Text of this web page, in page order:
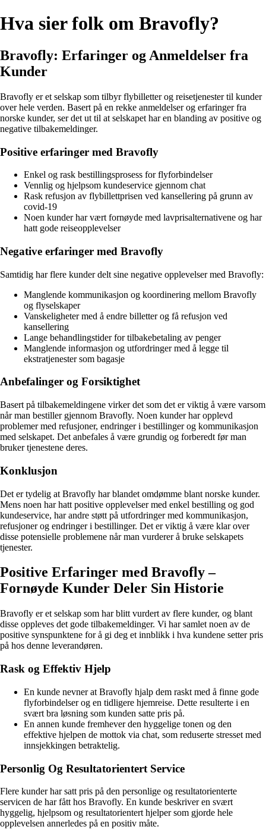
Hva sier folk om Bravofly?
Bravofly: Erfaringer og Anmeldelser fra
Kunder
Bravofly er et selskap som tilbyr flybilletter og reisetjenester til kunder
over hele verden. Basert på en rekke anmeldelser og erfaringer fra
norske kunder, ser det ut til at selskapet har en blanding av positive og
negative tilbakemeldinger.
Positive erfaringer med Bravofly
Enkel og rask bestillingsprosess for flyforbindelser
Vennlig og hjelpsom kundeservice gjennom chat
Rask refusjon av flybillettprisen ved kansellering på grunn av
covid-19
Noen kunder har vært fornøyde med lavprisalternativene og har
hatt gode reiseopplevelser
Negative erfaringer med Bravofly
Samtidig har flere kunder delt sine negative opplevelser med Bravofly:
Manglende kommunikasjon og koordinering mellom Bravofly
og flyselskaper
Vanskeligheter med å endre billetter og få refusjon ved
kansellering
Lange behandlingstider for tilbakebetaling av penger
Manglende informasjon og utfordringer med å legge til
ekstratjenester som bagasje
Anbefalinger og Forsiktighet
Basert på tilbakemeldingene virker det som det er viktig å være varsom
når man bestiller gjennom Bravofly. Noen kunder har opplevd
problemer med refusjoner, endringer i bestillinger og kommunikasjon
med selskapet. Det anbefales å være grundig og forberedt før man
bruker tjenestene deres.
Konklusjon
Det er tydelig at Bravofly har blandet omdømme blant norske kunder.
Mens noen har hatt positive opplevelser med enkel bestilling og god
kundeservice, har andre støtt på utfordringer med kommunikasjon,
refusjoner og endringer i bestillinger. Det er viktig å være klar over
disse potensielle problemene når man vurderer å bruke selskapets
tjenester.
Positive Erfaringer med Bravofly –
Fornøyde Kunder Deler Sin Historie
Bravofly er et selskap som har blitt vurdert av flere kunder, og blant
disse oppleves det gode tilbakemeldinger. Vi har samlet noen av de
positive synspunktene for å gi deg et innblikk i hva kundene setter pris
på hos denne leverandøren.
Rask og Effektiv Hjelp
En kunde nevner at Bravofly hjalp dem raskt med å finne gode
flyforbindelser og en tidligere hjemreise. Dette resulterte i en
svært bra løsning som kunden satte pris på.
En annen kunde fremhever den hyggelige tonen og den
effektive hjelpen de mottok via chat, som reduserte stresset med
innsjekkingen betraktelig.
Personlig Og Resultatorientert Service
Flere kunder har satt pris på den personlige og resultatorienterte
servicen de har fått hos Bravofly. En kunde beskriver en svært
hyggelig, hjelpsom og resultatorientert hjelper som gjorde hele
opplevelsen annerledes på en positiv måte.